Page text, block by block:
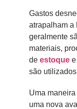
Gastos
atrapalham a
geralmente
materiais,
de estoque
são
Uma
uma nova